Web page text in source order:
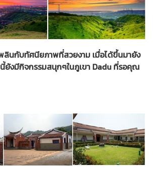
นกับทัศนียภาพที่สวยงาม เมื่อได้ขึ้นมายัง
ยังมีกิจกรรมสนุกๆในภูเขา Dadu ที่รอคุณ